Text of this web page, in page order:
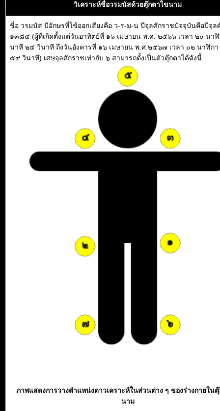
วิเคราะห์ชื่อวรมนัสด้วยตุ๊กตาไขนาม
ชื่อ วรมนัส มีอักษรที่ใช้ออกเสียงคือ ว-ร-ม-น ปีจุลศักราชปัจจุบันคือปีจุล
๑๓๘๕ (ผู้ที่เกิดตั้งแต่วันอาทิตย์ที่ ๑๖ เมษายน พ.ศ. ๒๕๖๖ เวลา ๒๐ นา
นาที ๒๔ วินาที ถึงวันอังคารที่ ๑๖ เมษายน พ.ศ.๒๕๖๗ เวลา ๐๒ นาฬิก
๕๙ วินาที) เศษจุลศักราชเท่ากับ ๖ สามารถตั้งเป็นตัวตุ๊กตาได้ดังนี้
ภาพแสดงการวางตำแหน่งดาวเคราะห์ในส่วนต่าง ๆ ของร่างกายใน
นาม